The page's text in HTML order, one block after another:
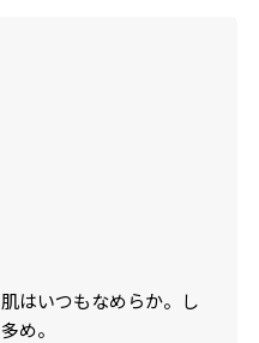
はいつもなめらか。し
め。